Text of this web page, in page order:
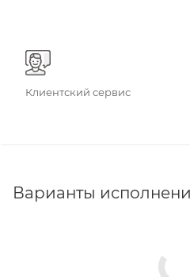
Клиентский сервис
Варианты